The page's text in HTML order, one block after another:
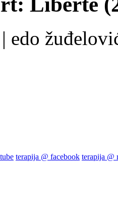
edo
terapija @ facebook terapija @